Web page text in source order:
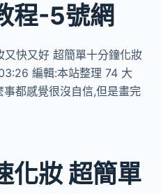
程-5號網
快又好 超簡單十分鐘化妝
編輯:本站整理 74 大
都感覺很沒自信,但是畫完
化妝 超簡單